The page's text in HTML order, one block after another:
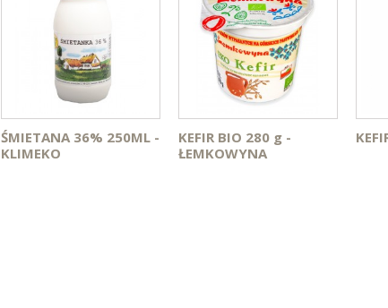
ŚMIETANA 36% 250ML -
KLIMEKO
KEFIR BIO 280 g -
ŁEMKOWYNA